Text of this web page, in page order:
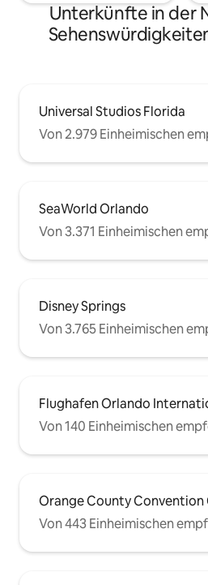
Unterkünfte in der
Universal Studios Florida
Von 2.979 Einheimischen
SeaWorld Orlando
Von 3.371 Einheimischen
Disney Springs
Von 3.765 Einheimischen
Flughafen Orlando
Von 140 Einheimischen
Orange County Convention
Von 443 Einheimischen